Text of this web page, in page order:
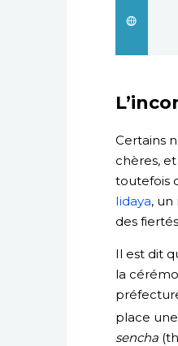
Certains
chères,
toutefois
Iidaya, un
des
Il est dit
la
place
sencha